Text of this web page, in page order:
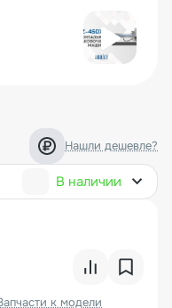
Нашли дешевле?
В наличии
к модели